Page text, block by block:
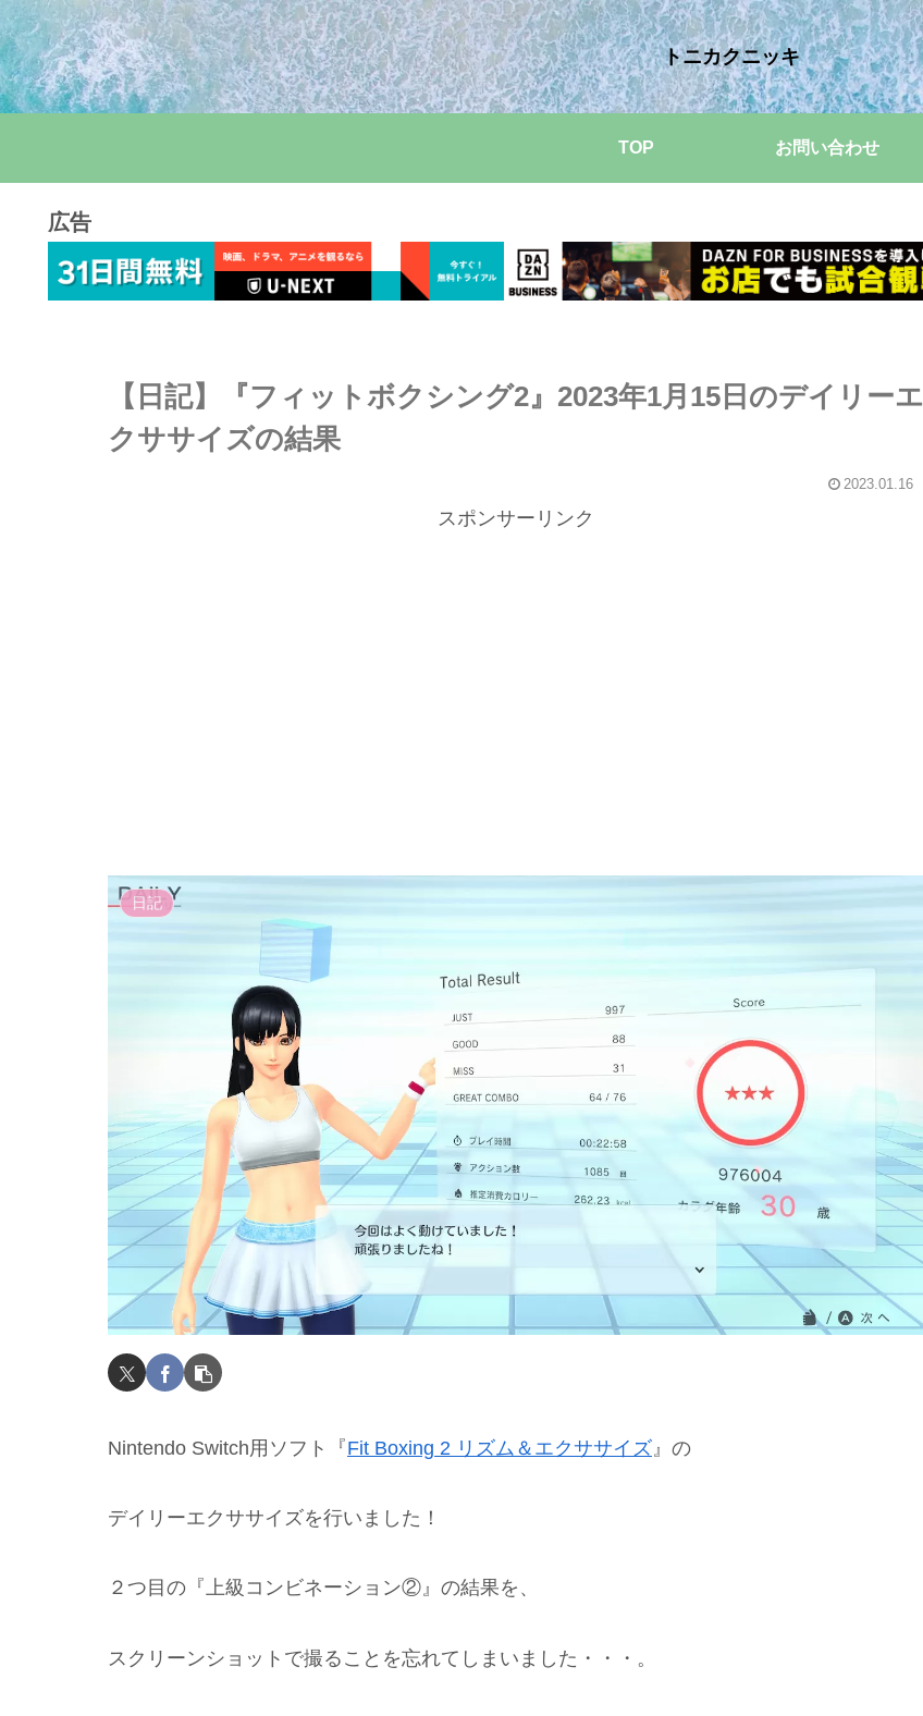
トニカクニッキ
TOP お問い合わせ
広告
【日記】『フィットボクシング2』2023年1月15日のデイリーエ
クササイズの結果
2023.01.16
スポンサーリンク
日記
Nintendo Switch用ソフト『Fit Boxing 2 リズム＆エクササイズ 』の
デイリーエクササイズを行いました！
２つ目の『上級コンビネーション②』の結果を、
スクリーンショットで撮ることを忘れてしまいました・・・。